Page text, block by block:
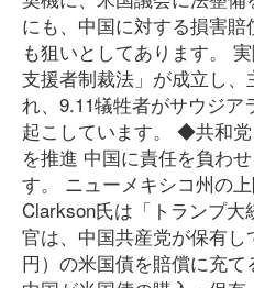
にも、中国に対する損害
も狙いとしてあります。
支援者制裁法」が成立し
れ、9.11犠牲者がサウジ
起こしています。 ◆共和
を推進 中国に責任を負わ
す。 ニューメキシコ州の
Clarkson氏は「トランプ
官は、中国共産党が保有
円）の米国債を賠償に充て